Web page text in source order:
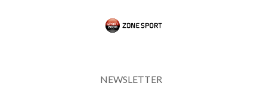
NEWSLETTER